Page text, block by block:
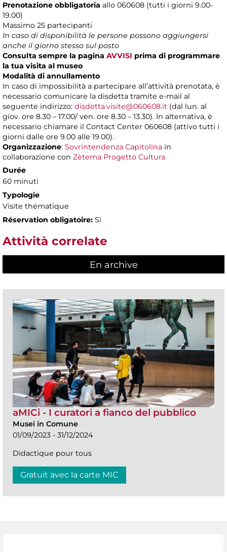
Prenotazione obbligatoria allo 060608 (tutti i giorni 9.00-
19.00)
Massimo 25 partecipanti
In caso di disponibilità le persone possono aggiungersi
anche il giorno stesso sul posto
Consulta sempre la pagina AVVISI prima di programmare
la tua visita al museo
Modalità di annullamento
In caso di impossibilità a partecipare all’attività prenotata, è
necessario comunicare la disdetta tramite e-mail al
seguente indirizzo: disdetta.visite@060608.it (dal lun. al
giov. ore 8.30 – 17.00/ ven. ore 8.30 – 13.30). In alternativa, è
necessario chiamare il Contact Center 060608 (attivo tutti i
giorni dalle ore 9.00 alle 19.00).
Organizzazione: Sovrintendenza Capitolina in
collaborazione con Zètema Progetto Cultura
Durée
60 minuti
Typologie
Visite thématique
Réservation obligatoire: Sì
Attività correlate
En archive
aMICi - I curatori a fianco del pubblico
Musei in Comune
01/09/2023 - 31/12/2024
Didactique pour tous
Gratuit avec la carte MIC